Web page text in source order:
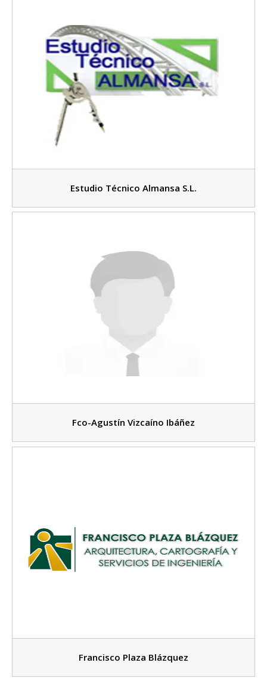
Estudio Técnico Almansa S.L.
Fco-Agustín Vizcaíno Ibáñez
Francisco Plaza Blázquez